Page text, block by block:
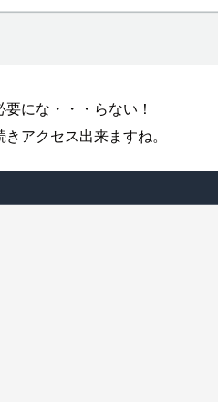
にな・・・らない！
アクセス出来ますね。